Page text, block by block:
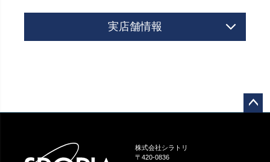
実店舗情報
株式会社シラトリ
〒420-0836